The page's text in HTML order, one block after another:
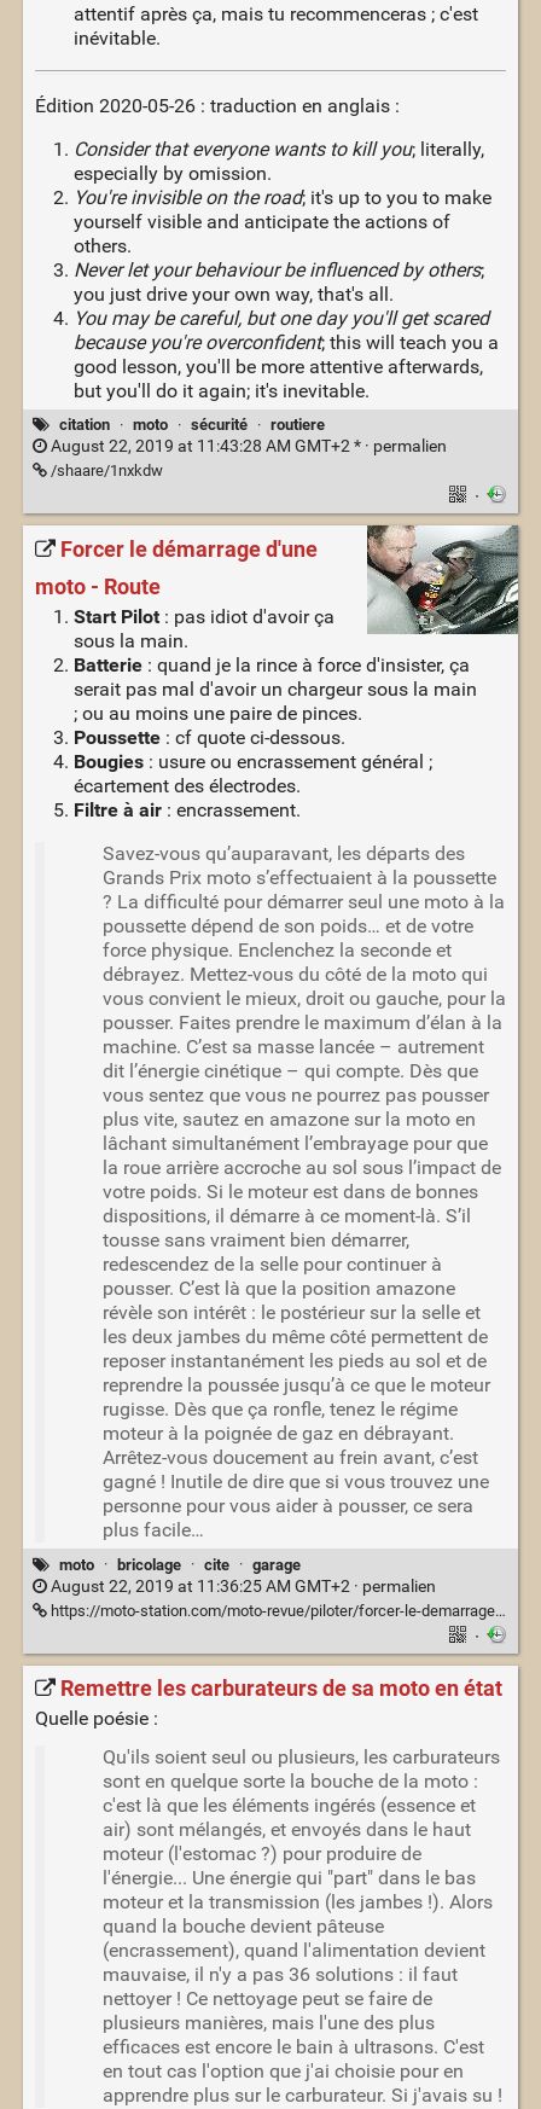
attentif après ça, mais tu recommenceras ; c'est
inévitable.
Édition 2020-05-26 : traduction en anglais :
Consider that everyone wants to kill you; literally,
especially by omission.
You're invisible on the road; it's up to you to make
yourself visible and anticipate the actions of
others.
Never let your behaviour be influenced by others;
you just drive your own way, that's all.
You may be careful, but one day you'll get scared
because you're overconfident; this will teach you a
good lesson, you'll be more attentive afterwards,
but you'll do it again; it's inevitable.
citation · moto · sécurité · routiere
August 22, 2019 at 11:43:28 AM GMT+2 * · permalien
/shaare/1nxkdw
·
Forcer le démarrage d'une
moto - Route
Start Pilot: pas idiot d'avoir ça
sous la main.
Batterie: quand je la rince à force d'insister, ça
serait pas mal d'avoir un chargeur sous la main
; ou au moins une paire de pinces.
Poussette: cf quote ci-dessous.
Bougies: usure ou encrassement général ;
écartement des électrodes.
Filtre à air: encrassement.
Savez-vous qu’auparavant, les départs des
Grands Prix moto s’effectuaient à la poussette
? La difficulté pour démarrer seul une moto à la
poussette dépend de son poids… et de votre
force physique. Enclenchez la seconde et
débrayez. Mettez-vous du côté de la moto qui
vous convient le mieux, droit ou gauche, pour la
pousser. Faites prendre le maximum d’élan à la
machine. C’est sa masse lancée – autrement
dit l’énergie cinétique – qui compte. Dès que
vous sentez que vous ne pourrez pas pousser
plus vite, sautez en amazone sur la moto en
lâchant simultanément l’embrayage pour que
la roue arrière accroche au sol sous l’impact de
votre poids. Si le moteur est dans de bonnes
dispositions, il démarre à ce moment-là. S’il
tousse sans vraiment bien démarrer,
redescendez de la selle pour continuer à
pousser. C’est là que la position amazone
révèle son intérêt : le postérieur sur la selle et
les deux jambes du même côté permettent de
reposer instantanément les pieds au sol et de
reprendre la poussée jusqu’à ce que le moteur
rugisse. Dès que ça ronfle, tenez le régime
moteur à la poignée de gaz en débrayant.
Arrêtez-vous doucement au frein avant, c’est
gagné ! Inutile de dire que si vous trouvez une
personne pour vous aider à pousser, ce sera
plus facile…
moto · bricolage · cite · garage
August 22, 2019 at 11:36:25 AM GMT+2 · permalien
https://moto-station.com/moto-revue/piloter/forcer-le-demarrage-d-une-moto/221389
·
Remettre les carburateurs de sa moto en état
Quelle poésie :
Qu'ils soient seul ou plusieurs, les carburateurs
sont en quelque sorte la bouche de la moto :
c'est là que les éléments ingérés (essence et
air) sont mélangés, et envoyés dans le haut
moteur (l'estomac ?) pour produire de
l'énergie... Une énergie qui "part" dans le bas
moteur et la transmission (les jambes !). Alors
quand la bouche devient pâteuse
(encrassement), quand l'alimentation devient
mauvaise, il n'y a pas 36 solutions : il faut
nettoyer ! Ce nettoyage peut se faire de
plusieurs manières, mais l'une des plus
efficaces est encore le bain à ultrasons. C'est
en tout cas l'option que j'ai choisie pour en
apprendre plus sur le carburateur. Si j'avais su !